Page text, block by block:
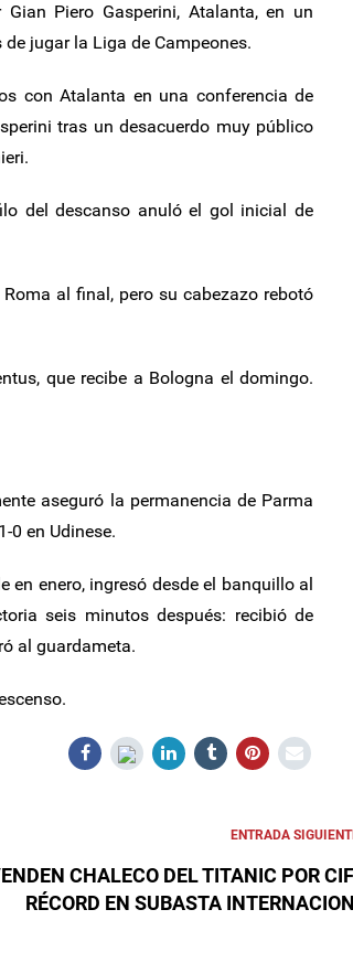
Piero Gasperini, Atalanta, en un
jugar la Liga de Campeones.
con Atalanta en una conferencia de
tras un desacuerdo muy público
del descanso anuló el gol inicial de
al final, pero su cabezazo rebotó
que recibe a Bologna el domingo.
aseguró la permanencia de Parma
0 en Udinese.
en enero, ingresó desde el banquillo al
seis minutos después: recibió de
al guardameta.
ENTRADA
CHALECO DEL TITANIC POR
RÉCORD EN SUBASTA